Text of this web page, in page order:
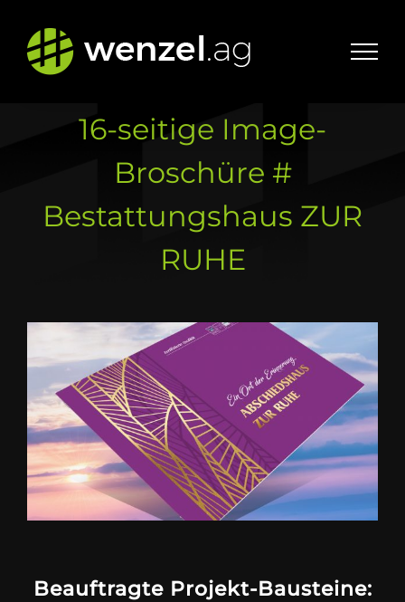
Inhalt
springen
16-seitige Image-
Broschüre #
Bestattungshaus ZUR
RUHE
grösseres
Beauftragte Projekt-Bausteine: